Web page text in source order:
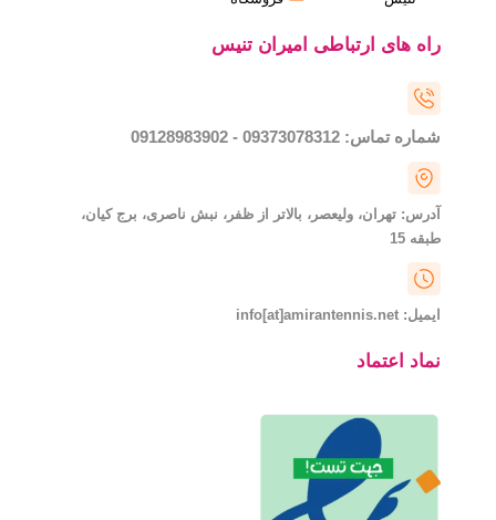
راه های ارتباطی امیران تنیس
شماره تماس: 09373078312 - 09128983902
آدرس: تهران، ولیعصر، بالاتر از ظفر، نبش ناصری، برج کیان،
طبقه 15
ایمیل: info[at]amirantennis.net
نماد اعتماد